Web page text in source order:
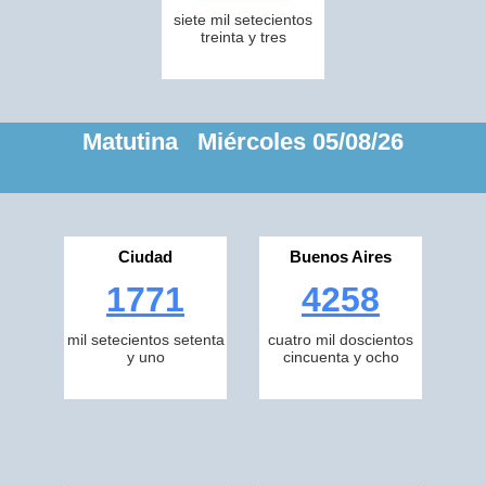
siete mil setecientos
treinta y tres
Matutina Miércoles 05/08/26
Ciudad
1771
mil setecientos setenta
y uno
Buenos Aires
4258
cuatro mil doscientos
cincuenta y ocho